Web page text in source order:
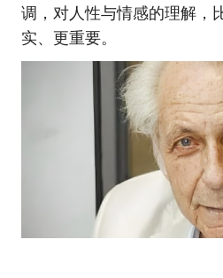
调，对人性与情感的理解，
实、更重要。